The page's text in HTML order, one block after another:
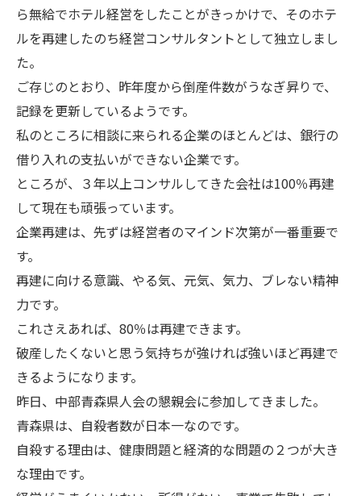
ら無給でホテル経営をしたことがきっかけで、そのホテ
ルを再建したのち経営コンサルタントとして独立しまし
た。
ご存じのとおり、昨年度から倒産件数がうなぎ昇りで、
記録を更新しているようです。
私のところに相談に来られる企業のほとんどは、銀行の
借り入れの支払いができない企業です。
ところが、３年以上コンサルしてきた会社は100％再建
して現在も頑張っています。
企業再建は、先ずは経営者のマインド次第が一番重要で
す。
再建に向ける意識、やる気、元気、気力、ブレない精神
力です。
これさえあれば、80％は再建できます。
破産したくないと思う気持ちが強ければ強いほど再建で
きるようになります。
昨日、中部青森県人会の懇親会に参加してきました。
青森県は、自殺者数が日本一なのです。
自殺する理由は、健康問題と経済的な問題の２つが大き
な理由です。